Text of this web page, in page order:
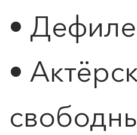
•
•